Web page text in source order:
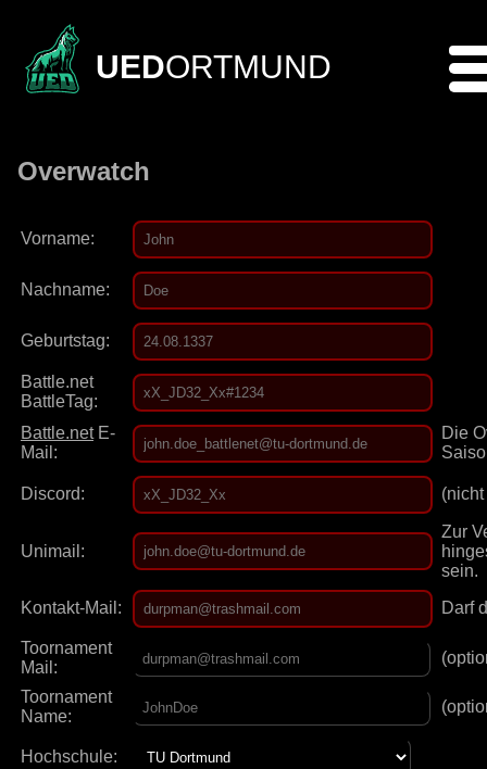
UEDORTMUND
Overwatch
Vorname:
Nachname:
Geburtstag:
Battle.net
BattleTag:
Battle.netE-
Mail:
Die
Discord:
Unimail:
Zur
sein.
Kontakt-Mail:
Darf
Toornament
Mail:
Toornament
Name:
Hochschule: